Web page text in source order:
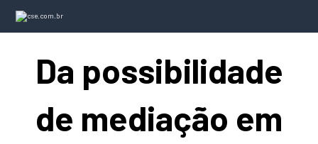
Da possibilidade
de mediação em